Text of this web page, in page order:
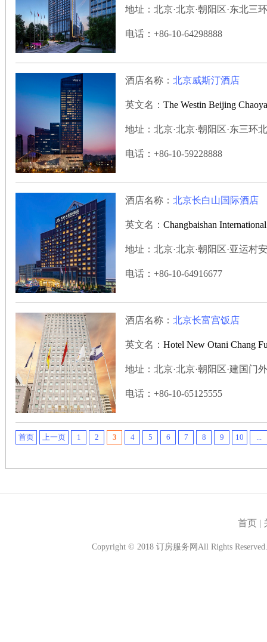
地址：北京·北京·朝阳区·东北三
电话：+86-10-64298888
酒店名称： 北京威斯汀酒店
英文名： The Westin Beijing
地址：北京·北京·朝阳区·东三环
电话：+86-10-59228888
酒店名称： 北京长白山国际酒店
英文名： Changbaishan
地址：北京·北京·朝阳区·亚运村
电话：+86-10-64916677
酒店名称： 北京长富宫饭店
英文名： Hotel New Otani Chang
地址：北京·北京·朝阳区·建国门
电话：+86-10-65125555
首页 上一页 1 2 3 4 5 6 7 8 9 10 ...
首页 |
Copyright © 2018 订房服务网 All Rights